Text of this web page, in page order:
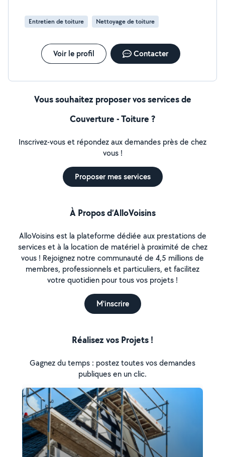
Entretien de toiture Nettoyage de toiture
Voir le profil Contacter
Vous souhaitez proposer vos services de
Couverture - Toiture ?
Inscrivez-vous et répondez aux demandes près de chez
vous !
Proposer mes services
À Propos d’AlloVoisins
AlloVoisins est la plateforme dédiée aux prestations de
services et à la location de matériel à proximité de chez
vous ! Rejoignez notre communauté de 4,5 millions de
membres, professionnels et particuliers, et facilitez
votre quotidien pour tous vos projets !
M'inscrire
Réalisez vos Projets !
Gagnez du temps : postez toutes vos demandes
publiques en un clic.